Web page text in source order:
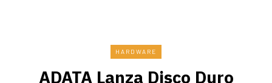
HARDWARE
ADATA Lanza Disco Duro